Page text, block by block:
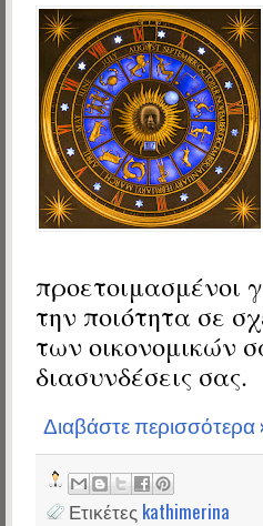
προετοιμασμένοι
την ποιότητα σε
των οικονομικών
διασυνδέσεις σας.
Διαβάστε περισσότερα
Ετικέτες kathimerina